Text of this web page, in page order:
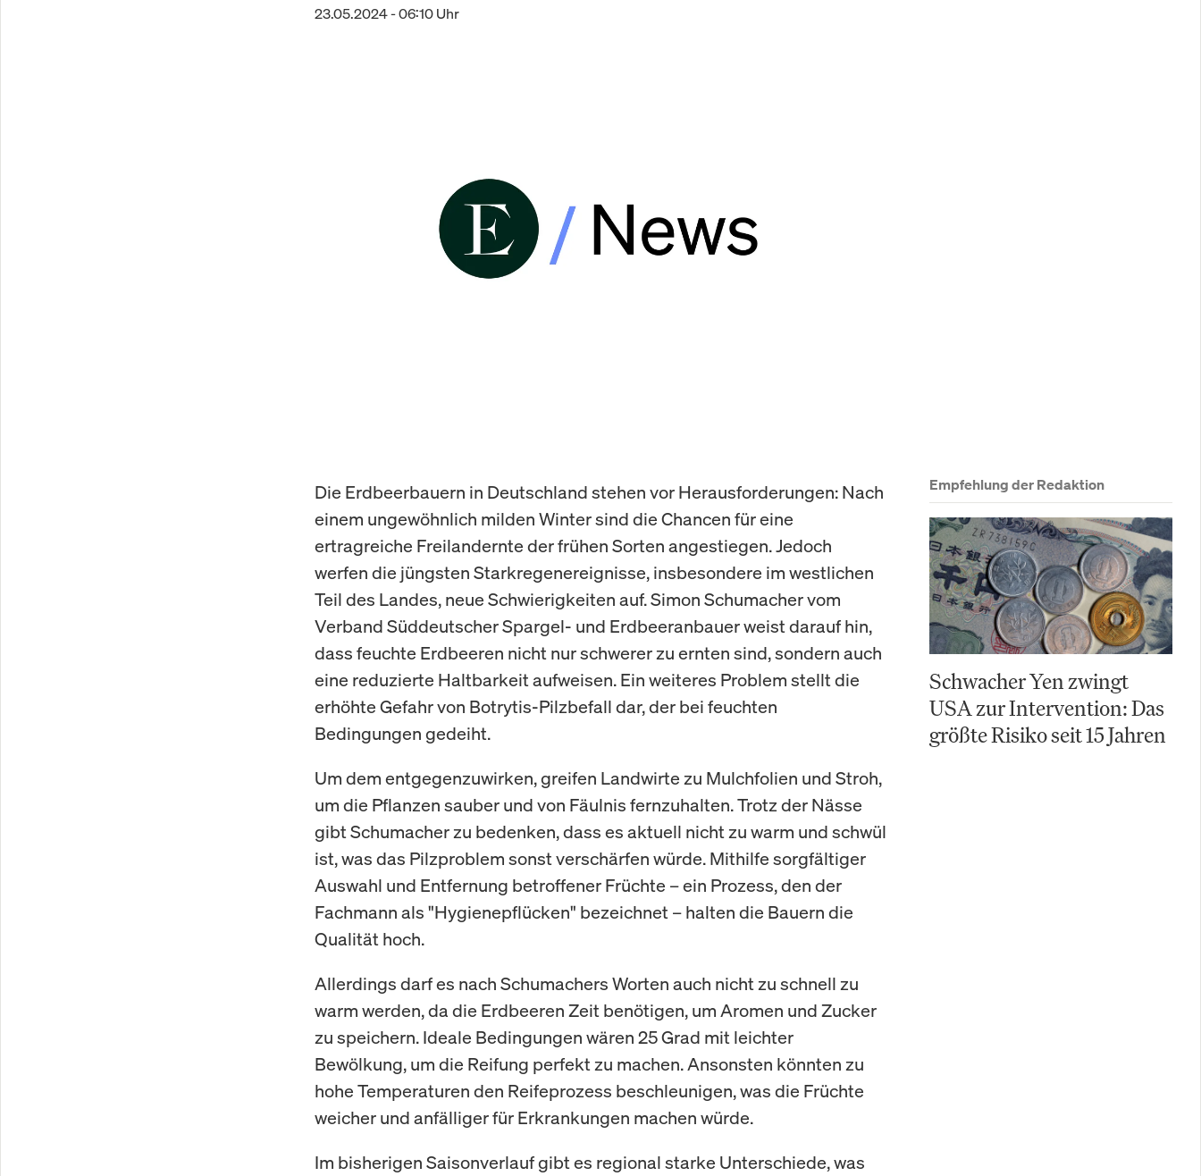
23.05.2024 - 06:10 Uhr
Die Erdbeerbauern in Deutschland stehen vor Herausforderungen: Nach
einem ungewöhnlich milden Winter sind die Chancen für eine
ertragreiche Freilandernte der frühen Sorten angestiegen. Jedoch
werfen die jüngsten Starkregenereignisse, insbesondere im westlichen
Teil des Landes, neue Schwierigkeiten auf. Simon Schumacher vom
Verband Süddeutscher Spargel- und Erdbeeranbauer weist darauf hin,
dass feuchte Erdbeeren nicht nur schwerer zu ernten sind, sondern auch
eine reduzierte Haltbarkeit aufweisen. Ein weiteres Problem stellt die
erhöhte Gefahr von Botrytis-Pilzbefall dar, der bei feuchten
Bedingungen gedeiht.
Um dem entgegenzuwirken, greifen Landwirte zu Mulchfolien und Stroh,
um die Pflanzen sauber und von Fäulnis fernzuhalten. Trotz der Nässe
gibt Schumacher zu bedenken, dass es aktuell nicht zu warm und schwül
ist, was das Pilzproblem sonst verschärfen würde. Mithilfe sorgfältiger
Auswahl und Entfernung betroffener Früchte – ein Prozess, den der
Fachmann als "Hygienepflücken" bezeichnet – halten die Bauern die
Qualität hoch.
Allerdings darf es nach Schumachers Worten auch nicht zu schnell zu
warm werden, da die Erdbeeren Zeit benötigen, um Aromen und Zucker
zu speichern. Ideale Bedingungen wären 25 Grad mit leichter
Bewölkung, um die Reifung perfekt zu machen. Ansonsten könnten zu
hohe Temperaturen den Reifeprozess beschleunigen, was die Früchte
weicher und anfälliger für Erkrankungen machen würde.
Im bisherigen Saisonverlauf gibt es regional starke Unterschiede, was
Empfehlung der Redaktion
Schwacher Yen zwingt
USA zur Intervention: Das
größte Risiko seit 15 Jahren